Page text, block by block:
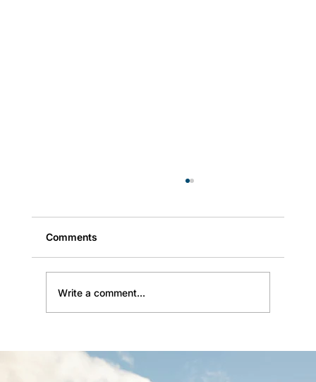
Sustainability
Comments
Write a comment...